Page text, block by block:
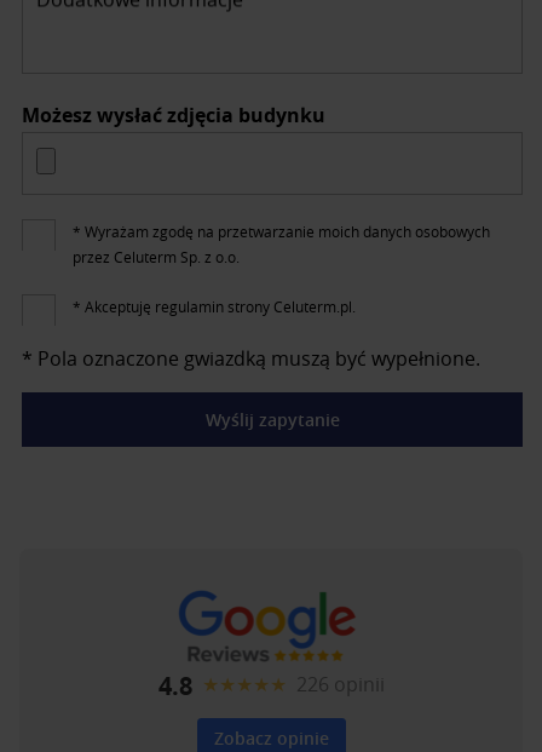
Możesz wysłać zdjęcia budynku
* Wyrażam zgodę na przetwarzanie moich danych osobowych
przez Celuterm Sp. z o.o.
* Akceptuję regulamin strony Celuterm.pl.
* Pola oznaczone gwiazdką muszą być wypełnione.
Wyślij zapytanie
4.8 ★★★★★ 226 opinii
Zobacz opinie